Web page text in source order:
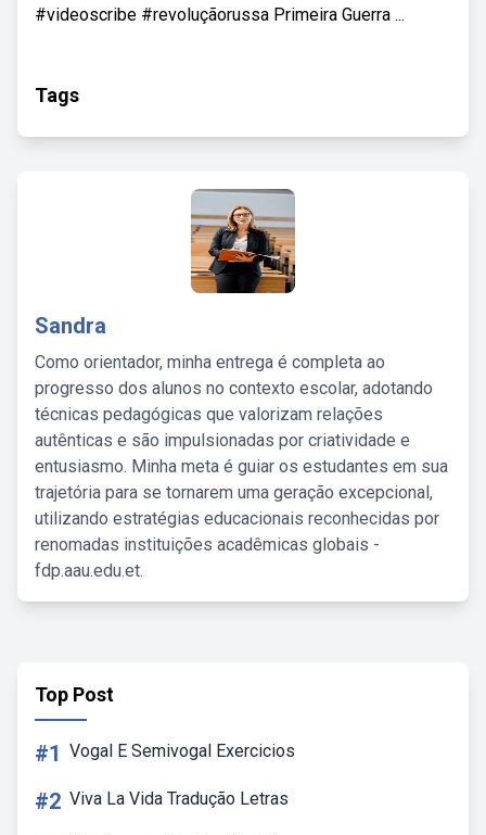
#videoscribe #revoluçãorussa Primeira Guerra ...
Tags
Sandra
Como orientador, minha entrega é completa ao
progresso dos alunos no contexto escolar, adotando
técnicas pedagógicas que valorizam relações
autênticas e são impulsionadas por criatividade e
entusiasmo. Minha meta é guiar os estudantes em sua
trajetória para se tornarem uma geração excepcional,
utilizando estratégias educacionais reconhecidas por
renomadas instituições acadêmicas globais -
fdp.aau.edu.et.
Top Post
#1 Vogal E Semivogal Exercicios
#2 Viva La Vida Tradução Letras